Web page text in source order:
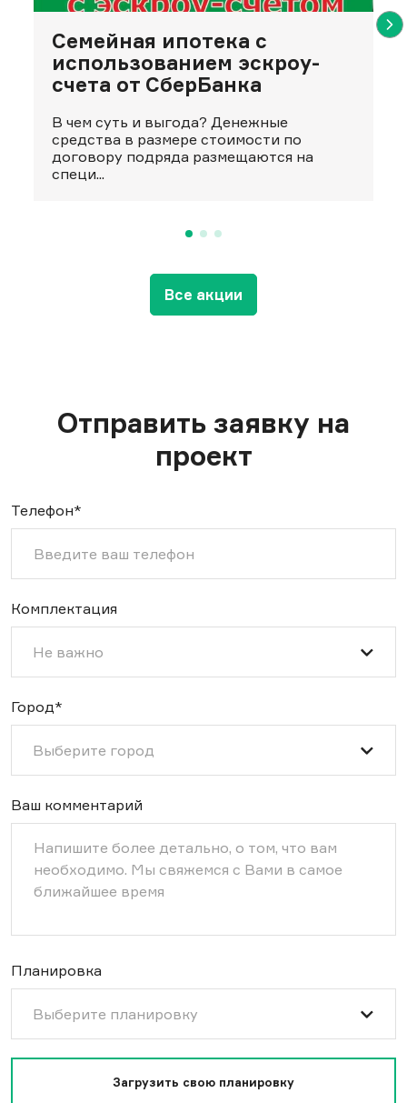
Семейная ипотека с
использованием эскроу-
счета от СберБанка
В чем суть и выгода? Денежные
средства в размере стоимости по
договору подряда размещаются на
специ...
Все акции
Отправить заявку на
проект
Телефон*
Комплектация
Не важно
Город*
Выберите город
Ваш комментарий
Планировка
Выберите планировку
Загрузить свою планировку